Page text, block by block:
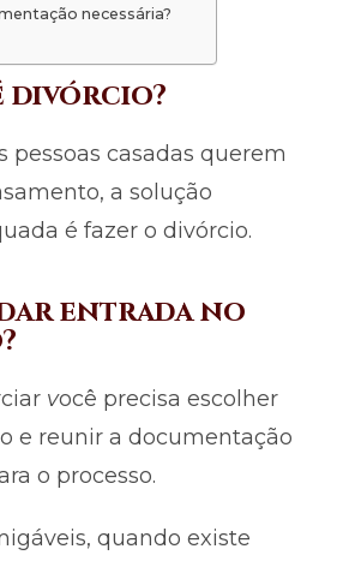
necessária?
divórcio?
pessoas casadas querem
a solução
é fazer o divórcio.
entrada no
você precisa escolher
e reunir a documentação
o processo.
quando existe